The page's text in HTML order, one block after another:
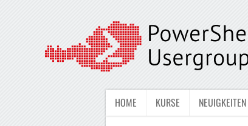
HOME KURSE NEUIGKEITEN